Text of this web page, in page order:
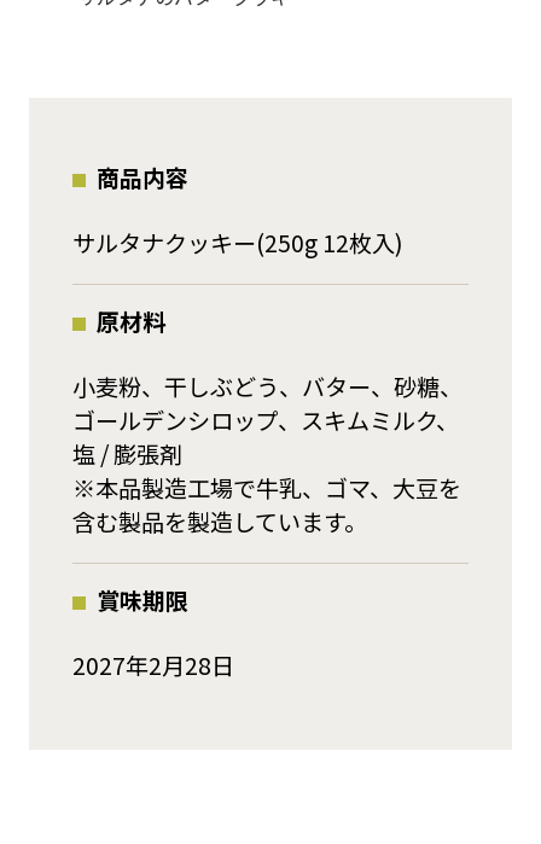
商品内容
サルタナクッキー(250g 12枚入)
原材料
小麦粉、干しぶどう、バター、砂糖、
ゴールデンシロップ、スキムミルク、
塩 / 膨張剤
※本品製造工場で牛乳、ゴマ、大豆を
含む製品を製造しています。
賞味期限
2027年2月28日